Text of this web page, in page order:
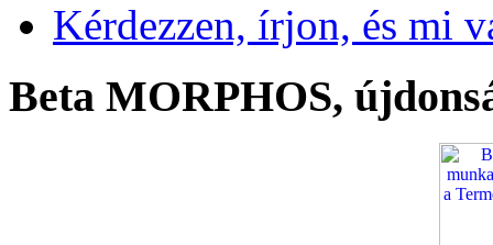
Kérdezzen, írjon, és mi
Beta MORPHOS,